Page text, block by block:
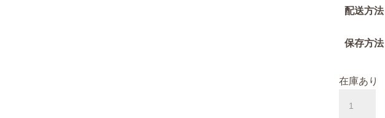
配送方法
保存方法
在庫あり